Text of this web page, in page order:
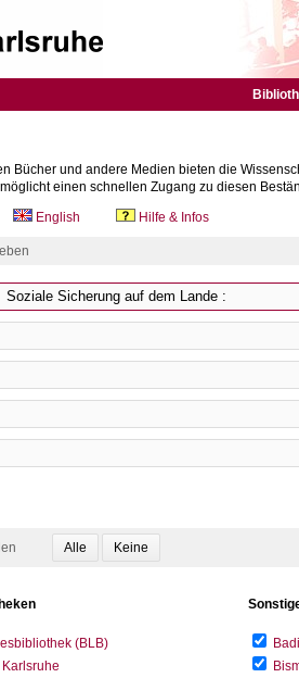
Bücher und andere Medien bieten die
einen schnellen Zugang zu diesen
English Hilfe & Infos
(BLB)